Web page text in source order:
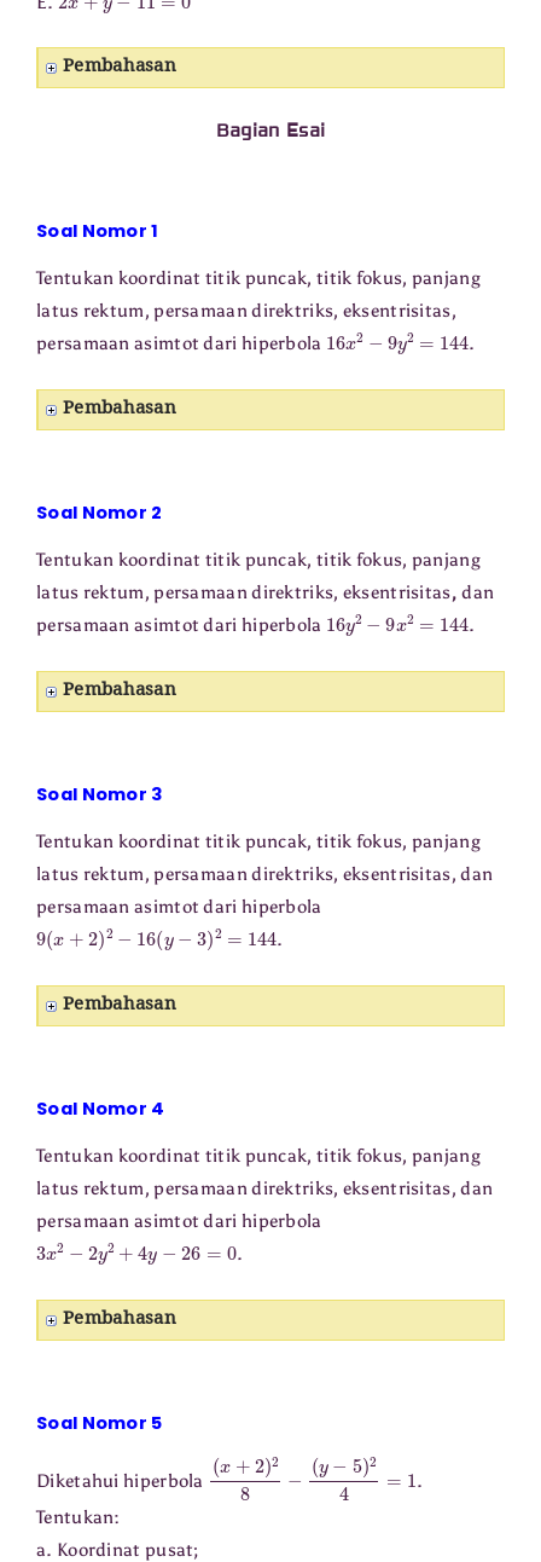
Pembahasan
Bagian Esai
Soal Nomor 1
Tentukan koordinat titik puncak, titik fokus, panjang
latus rektum, persamaan direktriks, eksentrisitas,
persamaan asimtot dari hiperbola 16 2 9y 2= 144 .
Pembahasan
Soal Nomor 2
Tentukan koordinat titik puncak, titik fokus, panjang
latus rektum, persamaan direktriks, eksentrisitas,dan
persamaan asimtot dari hiperbola 16 2 9x 2= 144 .
Pembahasan
Soal Nomor 3
Tentukan koordinat titik puncak, titik fokus, panjang
latus rektum, persamaan direktriks, eksentrisitas, dan
persamaan asimtot dari hiperbola
9( + )2− 16( y− =144 .
Pembahasan
Soal Nomor 4
Tentukan koordinat titik puncak, titik fokus, panjang
latus rektum, persamaan direktriks, eksentrisitas, dan
persamaan asimtot dari hiperbola
3 2 y2 + 4 − =0 .
Pembahasan
Soal Nomor 5
Diketahui hiperbola (x+2)28− −5)24=1
.
Tentukan:
a. Koordinat pusat;